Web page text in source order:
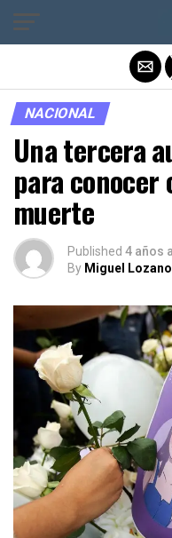
NACIONAL
Una tercera
para conocer
muerte
Published 4 años
By Miguel Lozano
Salir